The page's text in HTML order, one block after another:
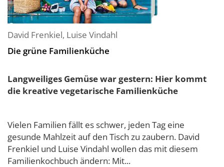
David Frenkiel, Luise Vindahl
Die grüne Familienküche
Langweiliges Gemüse war gestern: Hier kommt
die kreative vegetarische Familienküche
Vielen Familien fällt es schwer, jeden Tag eine
gesunde Mahlzeit auf den Tisch zu zaubern. David
Frenkiel und Luise Vindahl wollen das mit diesem
Familienkochbuch ändern: Mit...